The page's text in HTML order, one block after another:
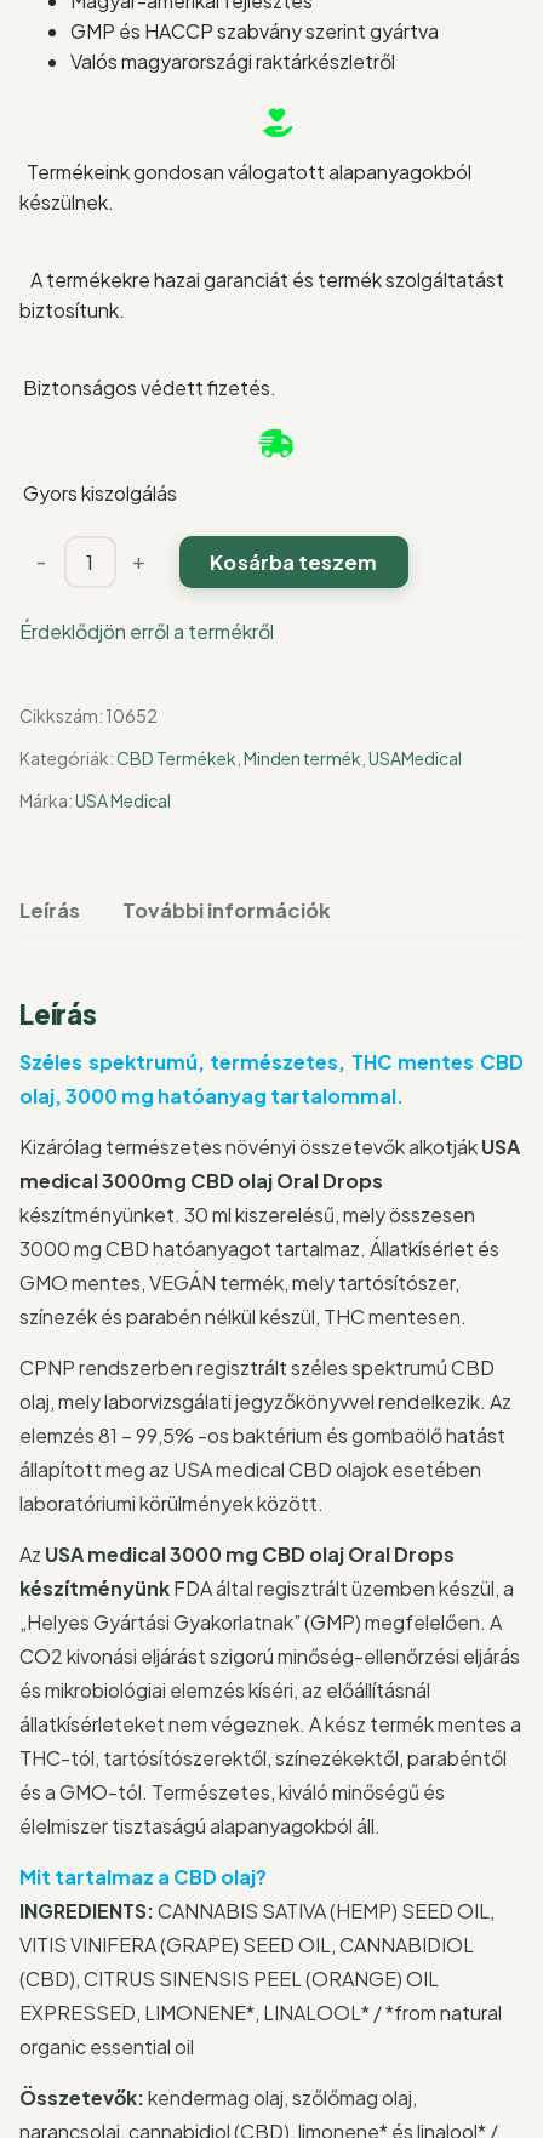
GMP és HACCP szabvány szerint gyártva
Valós magyarországi raktárkészletről
Termékeink gondosan válogatott alapanyagokból
készülnek.
A termékekre hazai garanciát és termék szolgáltatást
biztosítunk.
Biztonságos védett fizetés.
Gyors kiszolgálás
Olaj
|
30
ml
- + Kosárba teszem
Érdeklődjön erről a termékről
Cikkszám: 10652
Kategóriák:CBD Termékek Minden termék USAMedical
Márka:USA Medical
Leírás További információk
Leírás
Széles spektrumú, természetes, THC mentes CBD
olaj, 3000 mg hatóanyag tartalommal.
Kizárólag természetes növényi összetevők alkotjákUSA
medical 3000mg CBD olaj Oral Drops
készítményünket. 30 ml kiszerelésű, mely összesen
3000 mg CBD hatóanyagot tartalmaz. Állatkísérlet és
GMO mentes, VEGÁN termék, mely tartósítószer,
színezék és parabén nélkül készül, THC mentesen.
CPNP rendszerben regisztrált széles spektrumú CBD
olaj, mely laborvizsgálati jegyzőkönyvvel rendelkezik. Az
elemzés 81 – 99,5% -os baktérium és gombaölő hatást
állapított meg az USA medical CBD olajok esetében
laboratóriumi körülmények között.
Az USA medical 3000 mg CBD olaj Oral Drops
készítményünkFDA által regisztrált üzemben készül, a
„Helyes Gyártási Gyakorlatnak” (GMP) megfelelően. A
CO2 kivonási eljárást szigorú minőség-ellenőrzési eljárás
és mikrobiológiai elemzés kíséri, az előállításnál
állatkísérleteket nem végeznek. A kész termék mentes a
THC-tól, tartósítószerektől, színezékektől, parabéntől
és a GMO-tól. Természetes, kiváló minőségű és
élelmiszer tisztaságú alapanyagokból áll.
Mit tartalmaz a CBD olaj?
INGREDIENTS:CANNABIS SATIVA (HEMP) SEED OIL,
VITIS VINIFERA (GRAPE) SEED OIL, CANNABIDIOL
(CBD), CITRUS SINENSIS PEEL (ORANGE) OIL
EXPRESSED, LIMONENE*, LINALOOL* / *from natural
organic essential oil
Összetevők:kendermag olaj, szőlőmag olaj,
narancsolaj, cannabidiol (CBD), limonene* és linalool* /